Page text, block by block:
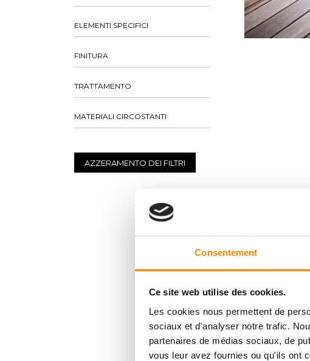
Consentement
Ce site web utilise des cookies.
Les cookies nous permettent de
sociaux et d'analyser notre trafic.
partenaires de médias sociaux, de
vous leur avez fournies ou qu'ils ont
ELEMENTI SPECIFICI
FINITURA
TRATTAMENTO
MATERIALI CIRCOSTANTI
AZZERAMENTO DEI FILTRI